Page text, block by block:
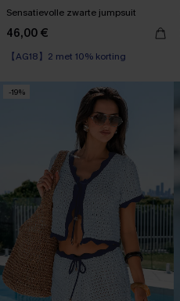
Sensatievolle zwarte jumpsuit
46,00 €
【AG18】2 met 10% korting
-19%